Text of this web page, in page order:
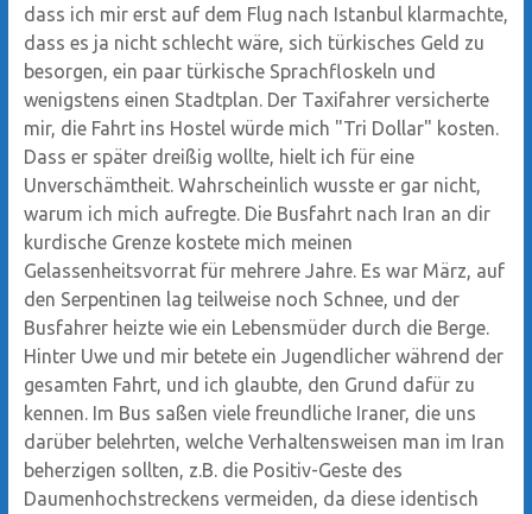
dass ich mir erst auf dem Flug nach Istanbul klarmachte,
dass es ja nicht schlecht wäre, sich türkisches Geld zu
besorgen, ein paar türkische Sprachfloskeln und
wenigstens einen Stadtplan. Der Taxifahrer versicherte
mir, die Fahrt ins Hostel würde mich "Tri Dollar" kosten.
Dass er später dreißig wollte, hielt ich für eine
Unverschämtheit. Wahrscheinlich wusste er gar nicht,
warum ich mich aufregte. Die Busfahrt nach Iran an dir
kurdische Grenze kostete mich meinen
Gelassenheitsvorrat für mehrere Jahre. Es war März, auf
den Serpentinen lag teilweise noch Schnee, und der
Busfahrer heizte wie ein Lebensmüder durch die Berge.
Hinter Uwe und mir betete ein Jugendlicher während der
gesamten Fahrt, und ich glaubte, den Grund dafür zu
kennen. Im Bus saßen viele freundliche Iraner, die uns
darüber belehrten, welche Verhaltensweisen man im Iran
beherzigen sollten, z.B. die Positiv-Geste des
Daumenhochstreckens vermeiden, da diese identisch